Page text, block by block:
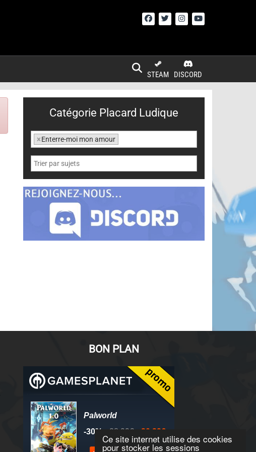
Ce site internet utilise des cookies
pour stocker les sessions
DISCORD
STEAM
Catégorie Placard Ludique
×Enterre-moi mon amour
BON PLAN